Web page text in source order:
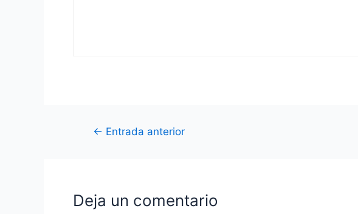
Navegación
← Entrada anterior
Deja un comentario